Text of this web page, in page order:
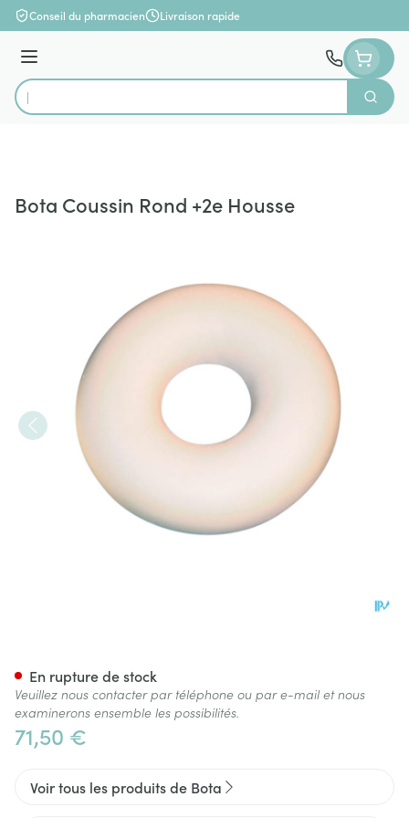
Aller au contenu
Conseil du pharmacien Livraison rapide
Menu
Rechercher
Bota Coussin Rond +2e Housse
71,50 €
En rupture de stock
Veuillez nous contacter par téléphone ou par e-mail et nous
examinerons ensemble les possibilités.
Voir tous les produits de Bota